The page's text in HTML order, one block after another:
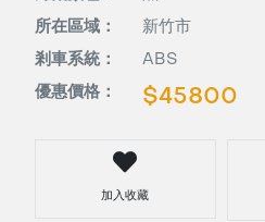
所在區域： 新竹市
剎車系統： ABS
優惠價格： $45800
加入收藏